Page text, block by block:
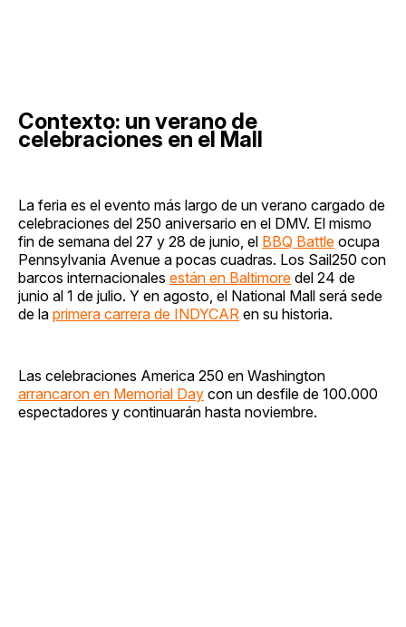
Contexto: un verano de
celebraciones en el Mall
La feria es el evento más largo de un verano cargado de
celebraciones del 250 aniversario en el DMV. El mismo
fin de semana del 27 y 28 de junio, el BBQ Battle ocupa
Pennsylvania Avenue a pocas cuadras. Los Sail250 con
barcos internacionales están en Baltimore del 24 de
junio al 1 de julio. Y en agosto, el National Mall será sede
de la primera carrera de INDYCAR en su historia.
Las celebraciones America 250 en Washington
arrancaron en Memorial Day con un desfile de 100.000
espectadores y continuarán hasta noviembre.